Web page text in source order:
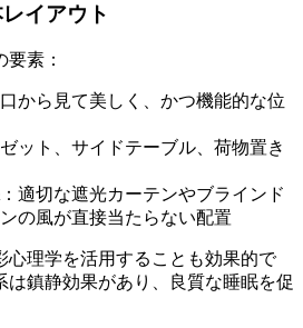
イアウト
素：
口から見て美しく、かつ機能的な位
ゼット、サイドテーブル、荷物置き
：適切な遮光カーテンやブラインド
ンの風が直接当たらない配置
心理学を活用することも効果的で
は鎮静効果があり、良質な睡眠を促